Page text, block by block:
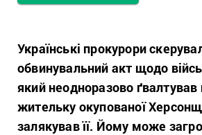
Українські прокурори
обвинувальний акт щодо
який неодноразово ґвалтував
жительку окупованої
залякував її. Йому може